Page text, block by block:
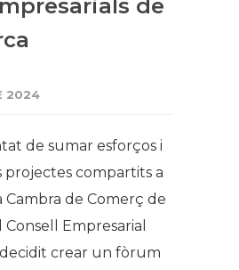
de
2024
de sumar esforços i
projectes compartits a
Cambra de Comerç de
Empresarial
decidit crear un fòrum